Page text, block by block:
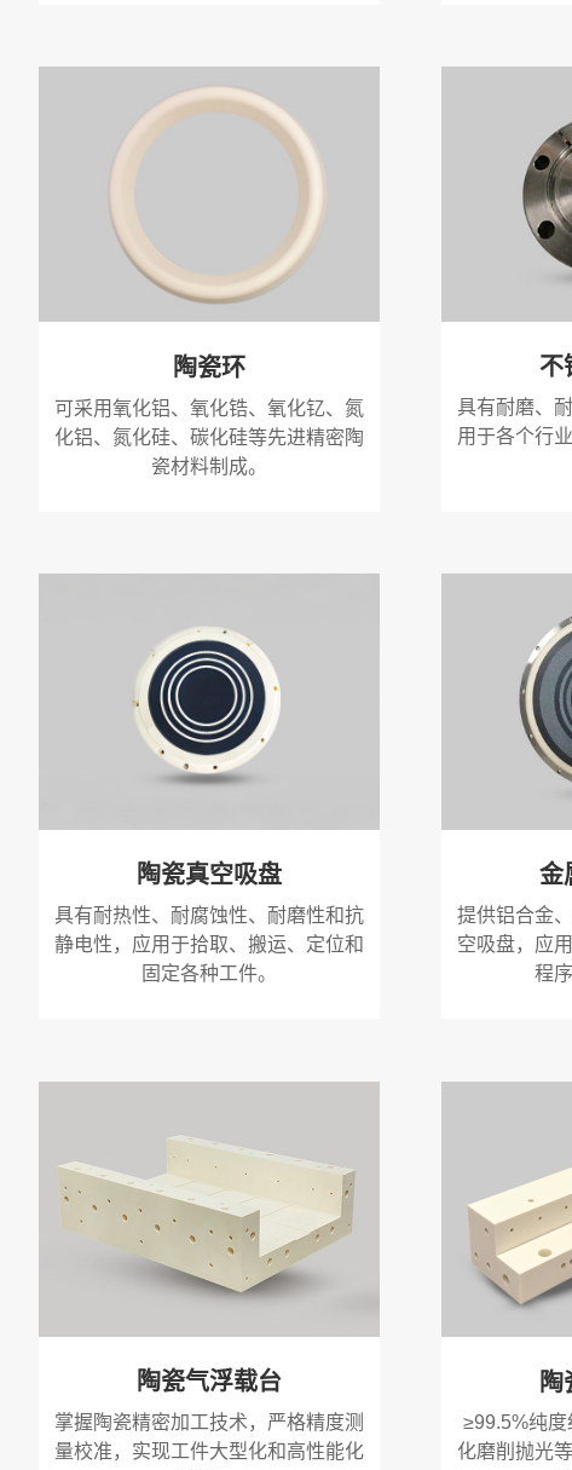
陶瓷环
可采用氧化铝、氧化锆、氧化钇、氮
化铝、氮化硅、碳化硅等先进精密陶
瓷材料制成。
不
具有耐磨、
用于各个行
陶瓷真空吸盘
具有耐热性、耐腐蚀性、耐磨性和抗
静电性，应用于拾取、搬运、定位和
固定各种工件。
金
提供铝合金
空吸盘，应
程
陶瓷气浮载台
掌握陶瓷精密加工技术，严格精度测
量校准，实现工件大型化和高性能化
陶
≥99.5%纯
化磨削抛光